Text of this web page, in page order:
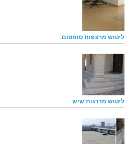
ליטוש מרצפות סומסום
ליטוש מדרגות שיש